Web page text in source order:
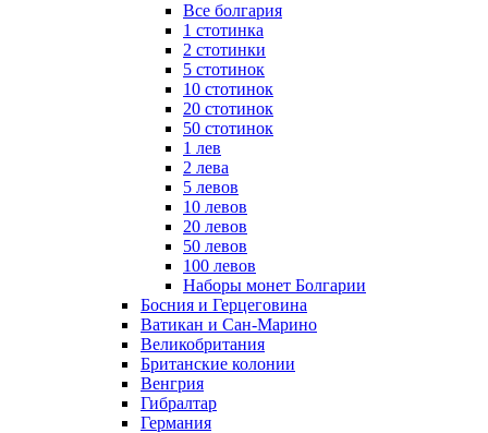
Все болгария
1 стотинка
2 стотинки
5 стотинок
10 стотинок
20 стотинок
50 стотинок
1 лев
2 лева
5 левов
10 левов
20 левов
50 левов
100 левов
Наборы монет Болгарии
Босния и Герцеговина
Ватикан и Сан-Марино
Великобритания
Британские колонии
Венгрия
Гибралтар
Германия